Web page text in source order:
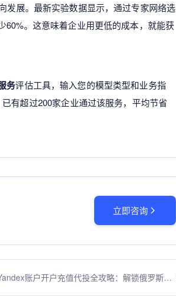
发展。最新实验数据显示，通过专家网络选
60%。这意味着企业用更低的成本，就能获
务评估工具，输入您的模型类型和业务指
有超过200家企业通过该服务，平均节省
立即咨询
账户开户充值代投全攻略：解锁俄罗斯市